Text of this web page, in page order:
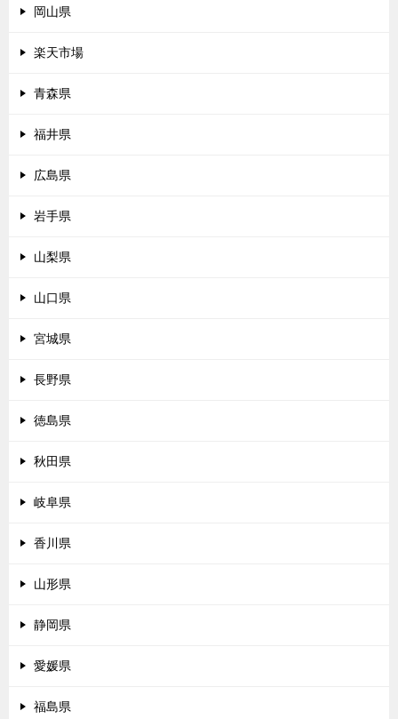
岡山県
楽天市場
青森県
福井県
広島県
岩手県
山梨県
山口県
宮城県
長野県
徳島県
秋田県
岐阜県
香川県
山形県
静岡県
愛媛県
福島県